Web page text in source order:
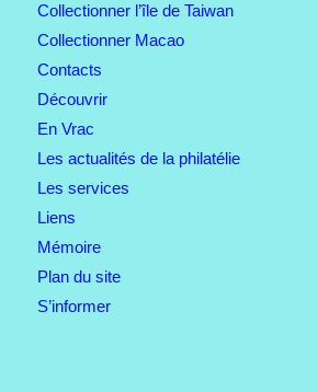
Collectionner l’île de Taiwan
Collectionner Macao
Contacts
Découvrir
En Vrac
Les actualités de la philatélie
Les services
Liens
Mémoire
Plan du site
S’informer